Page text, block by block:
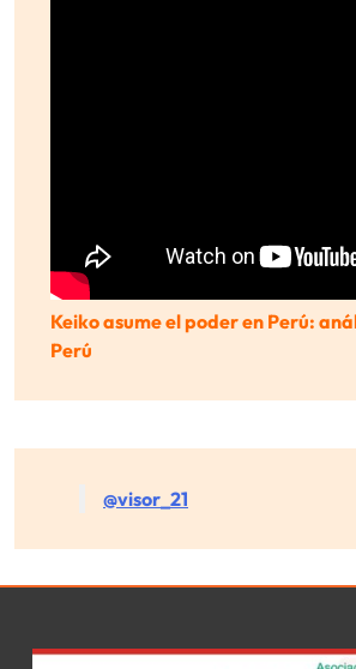
Keiko asume el poder en Perú:
Perú
@visor_21